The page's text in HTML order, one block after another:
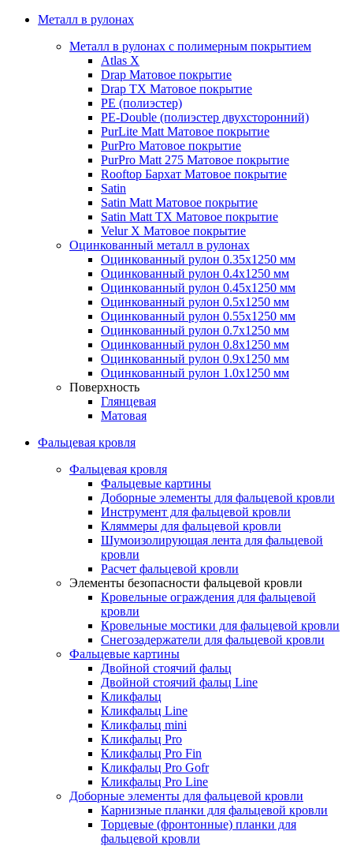
Металл в рулонах
Металл в рулонах с полимерным покрытием
Atlas X
Drap Матовое покрытие
Drap TX Матовое покрытие
PE (полиэстер)
PE-Double (полиэстер двухсторонний)
PurLite Мatt Матовое покрытие
PurPro Матовое покрытие
PurPro Matt 275 Матовое покрытие
Rooftop Бархат Матовое покрытие
Satin
Satin Мatt Матовое покрытие
Satin Matt TX Матовое покрытие
Velur X Матовое покрытие
Оцинкованный металл в рулонах
Оцинкованный рулон 0.35х1250 мм
Оцинкованный рулон 0.4х1250 мм
Оцинкованный рулон 0.45х1250 мм
Оцинкованный рулон 0.5х1250 мм
Оцинкованный рулон 0.55х1250 мм
Оцинкованный рулон 0.7х1250 мм
Оцинкованный рулон 0.8х1250 мм
Оцинкованный рулон 0.9х1250 мм
Оцинкованный рулон 1.0х1250 мм
Поверхность
Глянцевая
Матовая
Фальцевая кровля
Фальцевая кровля
Фальцевые картины
Доборные элементы для фальцевой кровли
Инструмент для фальцевой кровли
Кляммеры для фальцевой кровли
Шумоизолирующая лента для фальцевой
кровли
Расчет фальцевой кровли
Элементы безопасности фальцевой кровли
Кровельные ограждения для фальцевой
кровли
Кровельные мостики для фальцевой кровли
Снегозадержатели для фальцевой кровли
Фальцевые картины
Двойной стоячий фальц
Двойной стоячий фальц Line
Кликфальц
Кликфальц Line
Кликфальц mini
Кликфальц Pro
Кликфальц Pro Fin
Кликфальц Pro Gofr
Кликфальц Pro Line
Доборные элементы для фальцевой кровли
Карнизные планки для фальцевой кровли
Торцевые (фронтонные) планки для
фальцевой кровли